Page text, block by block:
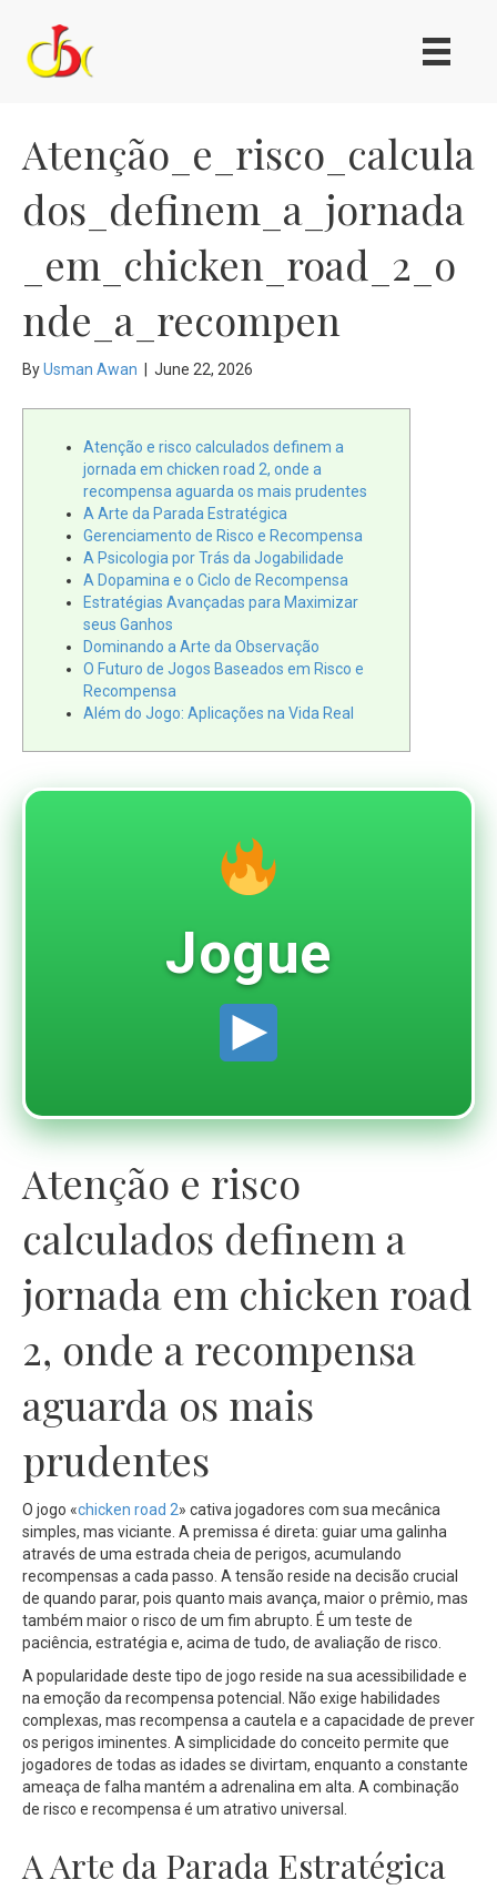
Atenção_e_risco_calcula
dos_definem_a_jornada
_em_chicken_road_2_o
nde_a_recompen
ByUsman Awan June 22, 2026
Atenção e risco calculados definem a
jornada em chicken road 2, onde a
recompensa aguarda os mais prudentes
A Arte da Parada Estratégica
Gerenciamento de Risco e Recompensa
A Psicologia por Trás da Jogabilidade
A Dopamina e o Ciclo de Recompensa
Estratégias Avançadas para Maximizar
seus Ganhos
Dominando a Arte da Observação
O Futuro de Jogos Baseados em Risco e
Recompensa
Além do Jogo: Aplicações na Vida Real
Jogue
Atenção e risco
calculados definem a
jornada em chicken road
2, onde a recompensa
aguarda os mais
prudentes
O jogo «chicken road 2» cativa jogadores com sua mecânica
simples, mas viciante. A premissa é direta: guiar uma galinha
através de uma estrada cheia de perigos, acumulando
recompensas a cada passo. A tensão reside na decisão crucial
de quando parar, pois quanto mais avança, maior o prêmio, mas
também maior o risco de um fim abrupto. É um teste de
paciência, estratégia e, acima de tudo, de avaliação de risco.
A popularidade deste tipo de jogo reside na sua acessibilidade e
na emoção da recompensa potencial. Não exige habilidades
complexas, mas recompensa a cautela e a capacidade de prever
os perigos iminentes. A simplicidade do conceito permite que
jogadores de todas as idades se divirtam, enquanto a constante
ameaça de falha mantém a adrenalina em alta. A combinação
de risco e recompensa é um atrativo universal.
A Arte da Parada Estratégica